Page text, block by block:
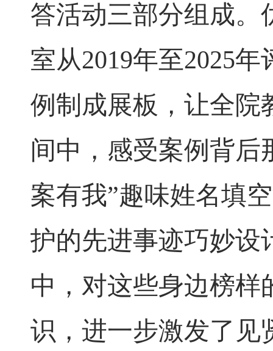
答活动三部分组成。
室从2019年至2025
例制成展板，让全院
间中，感受案例背后
案有我”趣味姓名填
护的先进事迹巧妙设
中，对这些身边榜样
识，进一步激发了见